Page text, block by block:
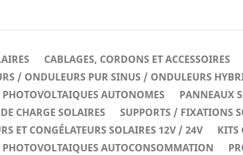
CABLAGES, CORDONS ET ACCESSOIRES
/ ONDULEURS PUR SINUS / ONDULEURS
PHOTOVOLTAIQUES AUTONOMES
PANNEAUX
CHARGE SOLAIRES
SUPPORTS / FIXATIONS
ET CONGÉLATEURS SOLAIRES 12V / 24V
KITS
PHOTOVOLTAIQUES AUTOCONSOMMATION